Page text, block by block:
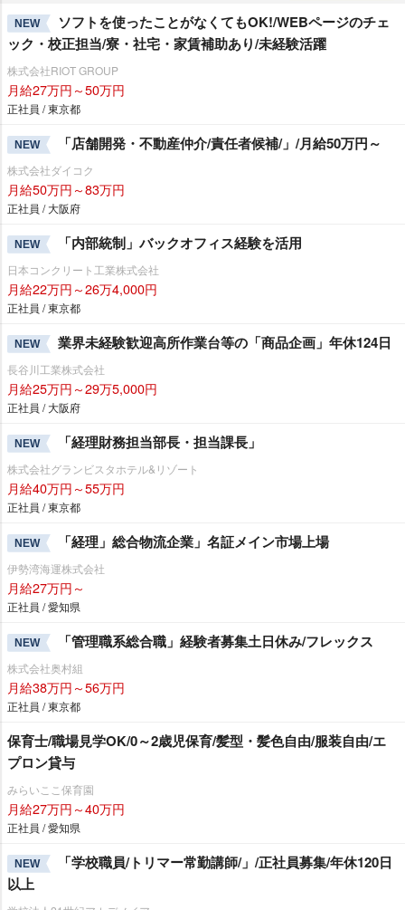
NEW
ソフトを使ったことがなくてもOK!/WEBページのチェ
ック・校正担当/寮・社宅・家賃補助あり/未経験活躍
株式会社RIOT GROUP
月給27万円～50万円
正社員 / 東京都
NEW 「店舗開発・不動産仲介/責任者候補/」/月給50万円～
株式会社ダイコク
月給50万円～83万円
正社員 / 大阪府
NEW 「内部統制」バックオフィス経験を活用
日本コンクリート工業株式会社
月給22万円～26万4,000円
正社員 / 東京都
NEW 業界未経験歓迎高所作業台等の「商品企画」年休124日
長谷川工業株式会社
月給25万円～29万5,000円
正社員 / 大阪府
NEW 「経理財務担当部長・担当課長」
株式会社グランビスタホテル&リゾート
月給40万円～55万円
正社員 / 東京都
NEW 「経理」総合物流企業」名証メイン市場上場
伊勢湾海運株式会社
月給27万円～
正社員 / 愛知県
NEW 「管理職系総合職」経験者募集土日休み/フレックス
株式会社奥村組
月給38万円～56万円
正社員 / 東京都
保育士/職場見学OK/0～2歳児保育/髪型・髪色自由/服装自由/エ
プロン貸与
みらいここ保育園
月給27万円～40万円
正社員 / 愛知県
NEW
「学校職員/トリマー常勤講師/」/正社員募集/年休120日
以上